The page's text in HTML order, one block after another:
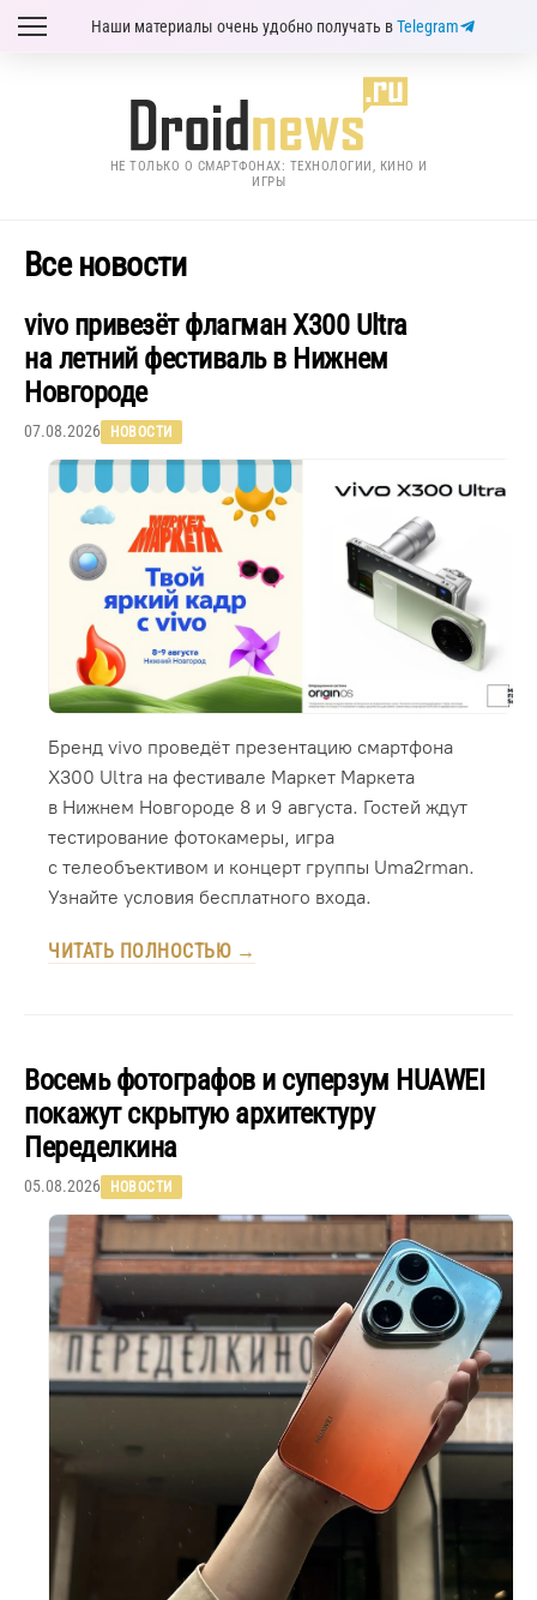
Наши материалы очень удобно получать вTelegram
НЕ ТОЛЬКО О СМАРТФОНАХ: ТЕХНОЛОГИИ, КИНО И
ИГРЫ
Все новости
vivo привезёт флагман X300 Ultra
на летний фестиваль в Нижнем
Новгороде
07.08.2026 НОВОСТИ
Бренд vivo проведёт презентацию смартфона
X300 Ultra на фестивале Маркет Маркета
в Нижнем Новгороде 8 и 9 августа. Гостей ждут
тестирование фотокамеры, игра
с телеобъективом и концерт группы Uma2rman.
Узнайте условия бесплатного входа.
ЧИТАТЬ ПОЛНОСТЬЮ →
Восемь фотографов и суперзум HUAWEI
покажут скрытую архитектуру
Переделкина
05.08.2026 НОВОСТИ